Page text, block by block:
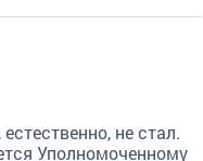
не стал.
Уполномоченному